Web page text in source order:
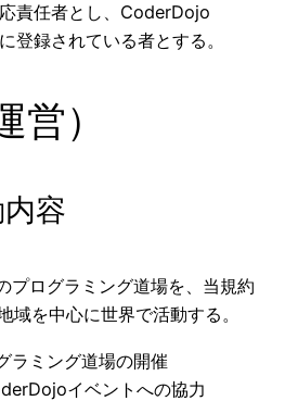
責任者とし、CoderDojo
登録されている者とする。
）
容
プログラミング道場を、当規約
域を中心に世界で活動する。
ラミング道場の開催
イベントへの協力